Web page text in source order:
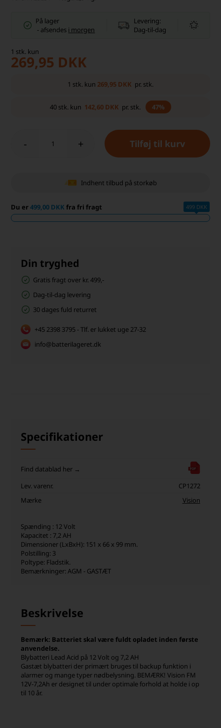
På lager
- afsendes i morgen
Levering:
Dag-til-dag
1 stk. kun
269,95 DKK
1 stk. kun 269,95 DKK pr. stk.
40 stk. kun 142,60 DKK pr. stk. 47%
- +
Indhent tilbud på storkøb
Du er499,00 DKK fra fri fragt 499 DKK
Din tryghed
Gratis fragt over kr. 499,-
Dag-til-dag levering
30 dages fuld returret
+45 2398 3795 - Tlf. er lukket uge 27-32
info@batterilageret.dk
Beskrivelse
Bemærk: Batteriet skal være fuldt opladet inden første
anvendelse.
Blybatteri Lead Acid på 12 Volt og 7,2 AH
Gastæt blybatteri der primært bruges til backup funktion i
alarmer og mange typer nødbelysning. BEMÆRK! Vision FM
12V-7,2Ah er designet til under optimale forhold at holde i op
til 10 år.
Specifikationer
Find datablad her →
Lev. varenr.
CP1272
Mærke
Vision
Spænding : 12 Volt
Kapacitet : 7,2 AH
Dimensioner (LxBxH): 151 x 66 x 99 mm.
Polstilling: 3
Poltype: Fladstik.
Bemærkninger: AGM - GASTÆT